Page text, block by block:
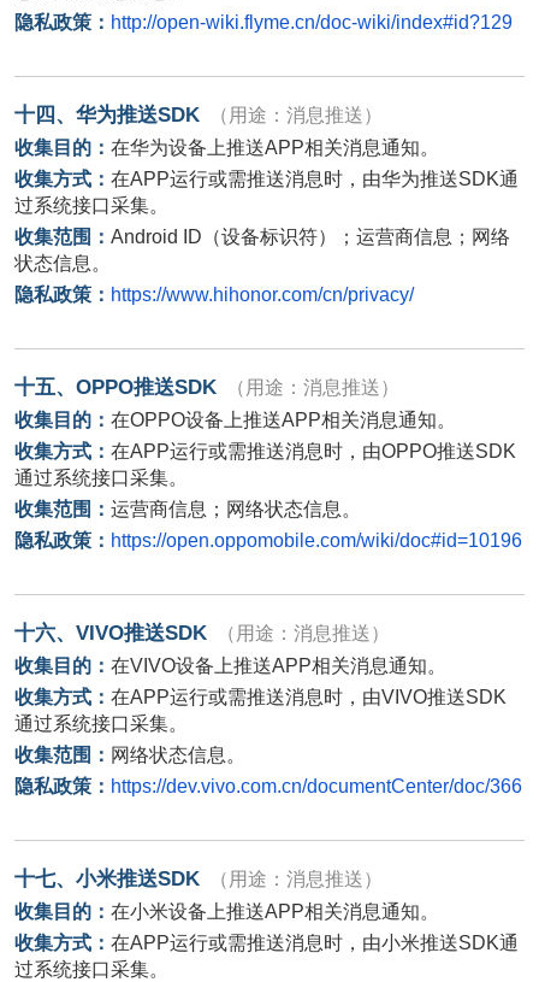
隐私政策： http://open-wiki.flyme.cn/doc-wiki/index#id?129
十四、华为推送SDK
（用途：消息推送）
收集目的： 在华为设备上推送APP相关消息通知。
收集方式： 在APP运行或需推送消息时，由华为推送SDK通
过系统接口采集。
收集范围： Android ID （设备标识符）；运营商信息；网络
状态信息。
隐私政策： https://www.hihonor.com/cn/privacy/
十五、 OPPO推送SDK
（用途：消息推送）
收集目的： 在OPPO设备上推送APP相关消息通知。
收集方式： 在APP运行或需推送消息时，由OPPO推送SDK
通过系统接口采集。
收集范围： 运营商信息；网络状态信息。
隐私政策： https://open.oppomobile.com/wiki/doc#id=10196
十六、 VIVO推送SDK
（用途：消息推送）
收集目的： 在VIVO设备上推送APP相关消息通知。
收集方式： 在APP运行或需推送消息时，由VIVO推送SDK
通过系统接口采集。
收集范围： 网络状态信息。
隐私政策： https://dev.vivo.com.cn/documentCenter/doc/366
十七、小米推送SDK
（用途：消息推送）
收集目的： 在小米设备上推送APP相关消息通知。
收集方式： 在APP运行或需推送消息时，由小米推送SDK通
过系统接口采集。